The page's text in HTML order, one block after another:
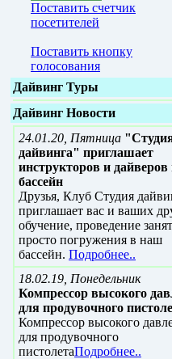
Поставить счетчик
посетителей
Поставить кнопку
голосования
Дайвинг Туры
Дайвинг Новости
24.01.20, Пятница
дайвинга" приглашает
инструкторов и дайверов
бассейн
Друзья, Клуб Студия
приглашает вас и ваших
обучение, проведение
просто погружения в наш
бассейн. Подробнее..
18.02.19, Понедельник
Компрессор высокого
для продувочного
Компрессор высокого
для продувочного
пистолетаПодробнее..